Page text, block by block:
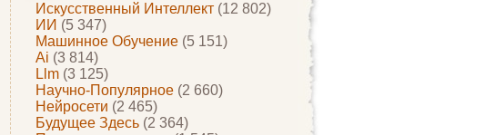
Искусственный Интеллект (12 802)
ИИ (5 347)
Машинное Обучение (5 151)
Ai (3 814)
Llm (3 125)
Научно-Популярное (2 660)
Нейросети (2 465)
Будущее Здесь (2 364)